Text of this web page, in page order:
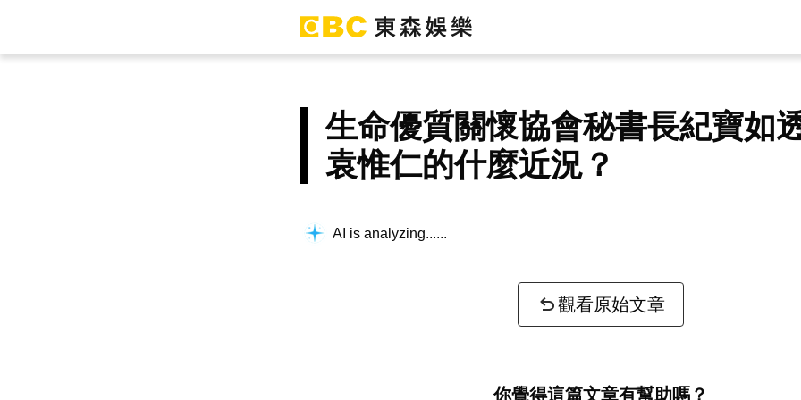
生命優質關懷協會秘書長紀寶如
袁惟仁的什麼近況？
AI is analyzing...
觀看原始文章
你覺得這篇文章有幫助嗎？